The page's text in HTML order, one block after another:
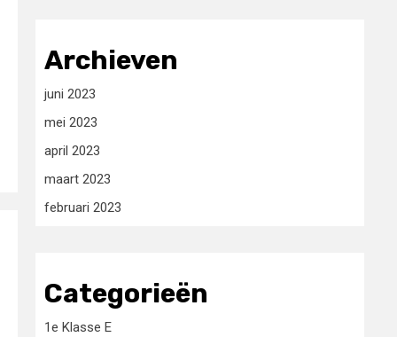
Archieven
juni 2023
mei 2023
april 2023
maart 2023
februari 2023
Categorieën
1e Klasse E